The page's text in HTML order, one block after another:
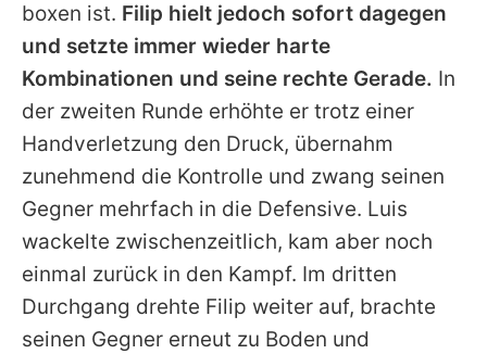
boxen ist. Filip hielt jedoch sofort dagegen
und setzte immer wieder harte
Kombinationen und seine rechte Gerade. In
der zweiten Runde erhöhte er trotz einer
Handverletzung den Druck, übernahm
zunehmend die Kontrolle und zwang seinen
Gegner mehrfach in die Defensive. Luis
wackelte zwischenzeitlich, kam aber noch
einmal zurück in den Kampf. Im dritten
Durchgang drehte Filip weiter auf, brachte
seinen Gegner erneut zu Boden und